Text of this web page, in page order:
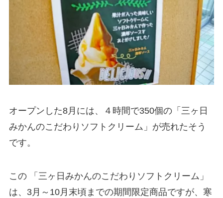
オープンした8月には、４時間で350個の「三ヶ日
みかんのこだわりソフトクリーム」が売れたそう
です。
この 「三ヶ日みかんのこだわりソフトクリーム」
は、3月～10月末頃までの期間限定商品ですが、寒